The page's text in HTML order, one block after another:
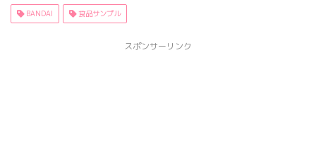
BANDAI 食品サンプル
スポンサーリンク